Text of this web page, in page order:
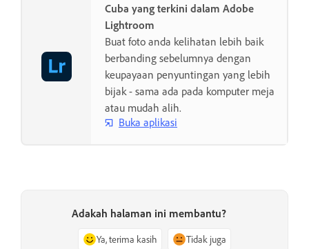
Cuba yang terkini dalam Adobe
Lightroom
Buat foto anda kelihatan lebih baik
berbanding sebelumnya dengan
keupayaan penyuntingan yang lebih
bijak - sama ada pada komputer meja
atau mudah alih.
Buka aplikasi
Adakah halaman ini membantu?
Ya, terima kasih Tidak juga